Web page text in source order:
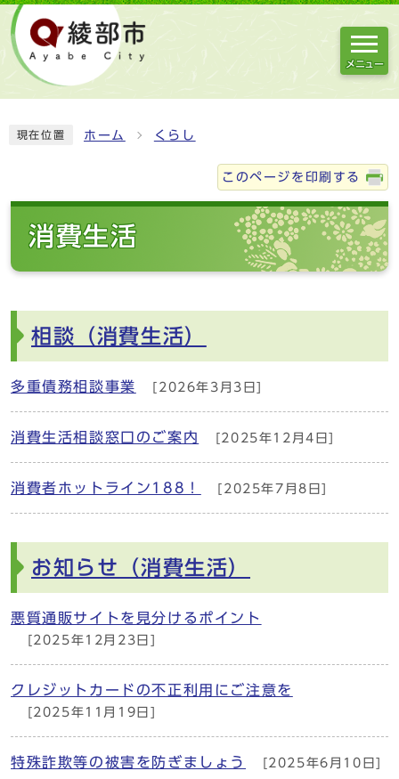
メニュー
現在位置 ホーム くらし
このページを印刷する
消費生活
相談（消費生活）
多重債務相談事業 [2026年3月3日]
消費生活相談窓口のご案内 [2025年12月4日]
消費者ホットライン188！ [2025年7月8日]
お知らせ（消費生活）
悪質通販サイトを見分けるポイント
[2025年12月23日]
クレジットカードの不正利用にご注意を
[2025年11月19日]
特殊詐欺等の被害を防ぎましょう [2025年6月10日]